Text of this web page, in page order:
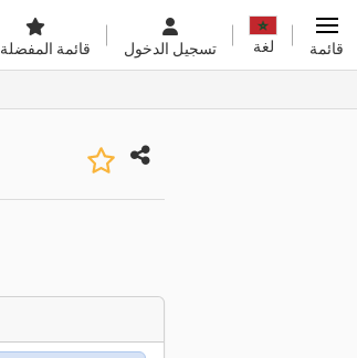
قائمة المفضلة تسجيل الدخول لغة قائمة